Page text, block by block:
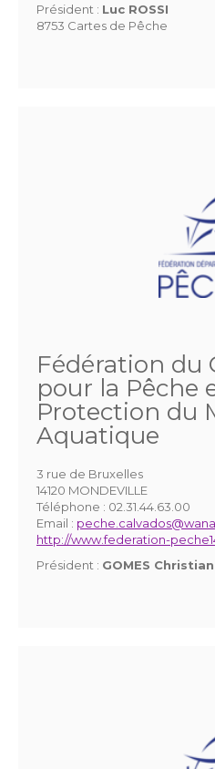
Président : Luc ROSSI
8753 Cartes de Pêche
Fédération du
pour la Pêche
Protection du
Aquatique
3 rue de Bruxelles
14120 MONDEVILLE
Téléphone : 02.31.44.63.00
Email :
http://www.federation-
Président : GOMES Christian